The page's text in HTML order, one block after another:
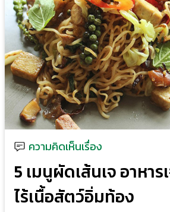
ความคิดเห็นเรื่อง
5 เมนูผัดเส้นเจ อาหาร
ไร้เนื้อสัตว์อิ่มท้อง